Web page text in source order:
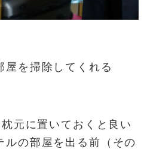
屋を掃除してくれる
元に置いておくと良い
ルの部屋を出る前（その